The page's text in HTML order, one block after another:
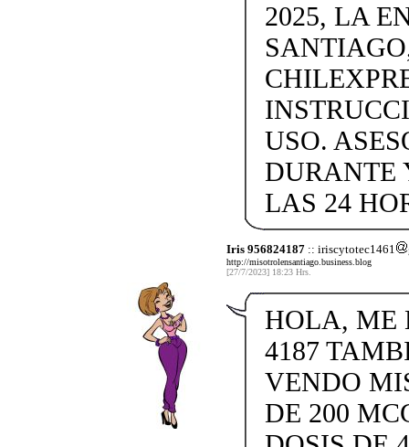
2025, LA
USO.
DURANTE
LAS 24
Iris 956824187:: iriscytotec1461
http://misotrolensantiago.business.blog
[27/7/2023] 18:23 Hrs.
HOLA, ME
4187
VENDO
DE 200